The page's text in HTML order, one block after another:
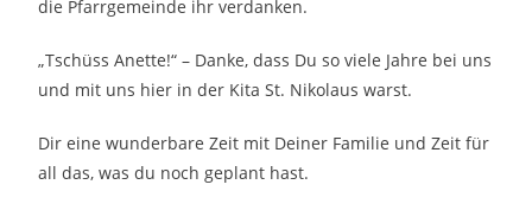
die Pfarrgemeinde ihr verdanken.
„Tschüss Anette!“ – Danke, dass Du so viele Jahre bei uns
und mit uns hier in der Kita St. Nikolaus warst.
Dir eine wunderbare Zeit mit Deiner Familie und Zeit für
all das, was du noch geplant hast.